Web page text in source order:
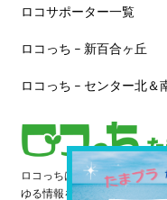
ロコサポーター一覧
ロコっち – 新百合ヶ丘
ロコっち – センター北＆
ロコっちは、あなたのジモ
ゆる情報を収集し、日々更新